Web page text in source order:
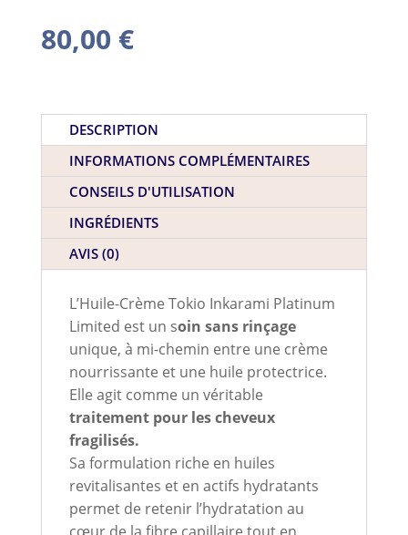
80,00 €
DESCRIPTION
INFORMATIONS COMPLÉMENTAIRES
CONSEILS D'UTILISATION
INGRÉDIENTS
AVIS (0)
L’Huile-Crème Tokio Inkarami Platinum
Limited est un soin sans rinçage
unique, à mi-chemin entre une crème
nourrissante et une huile protectrice.
Elle agit comme un véritable
traitement pour les cheveux
fragilisés.
Sa formulation riche en huiles
revitalisantes et en actifs hydratants
permet de retenir l’hydratation au